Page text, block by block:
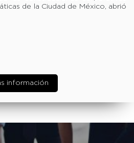
de la Ciudad de México, abrió
información